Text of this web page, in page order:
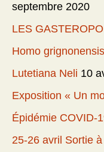
septembre 2020
LES
Homo
Lutetiana Neli 10
Exposition « Un
Épidémie COVID-
25-26 avril Sortie